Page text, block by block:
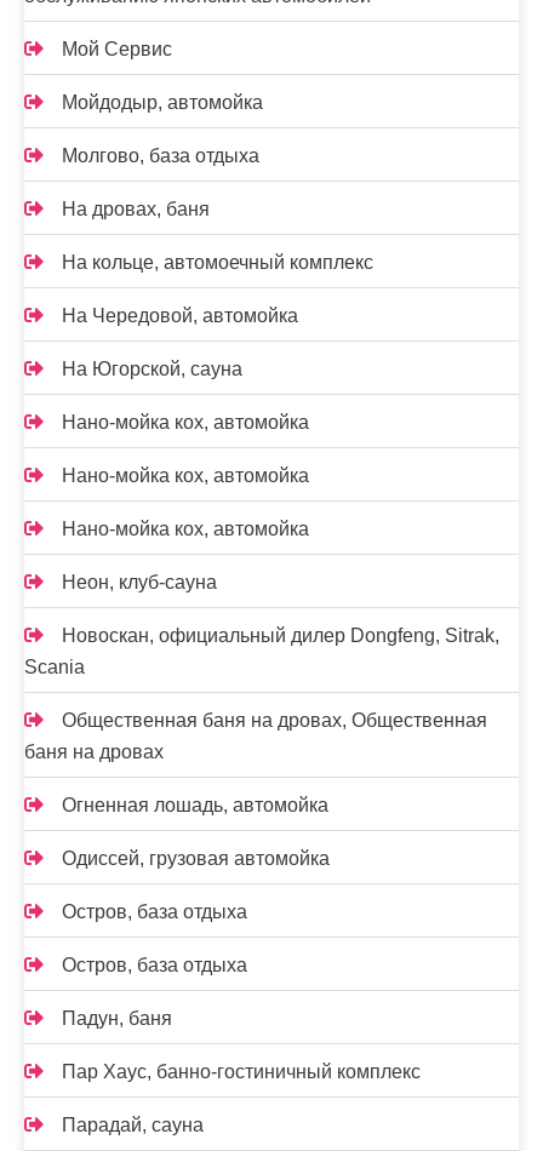
Мой Сервис
Мойдодыр, автомойка
Молгово, база отдыха
На дровах, баня
На кольце, автомоечный комплекс
На Чередовой, автомойка
На Югорской, сауна
Нано-мойка кох, автомойка
Нано-мойка кох, автомойка
Нано-мойка кох, автомойка
Неон, клуб-сауна
Новоcкан, официальный дилер Dongfeng, Sitrak,
Scania
Общественная баня на дровах, Общественная
баня на дровах
Огненная лошадь, автомойка
Одиссей, грузовая автомойка
Остров, база отдыха
Остров, база отдыха
Падун, баня
Пар Хаус, банно-гостиничный комплекс
Парадай, сауна